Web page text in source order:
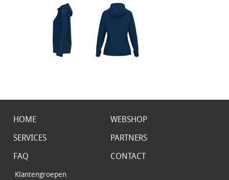
HOME
WEBSHOP
SERVICES
PARTNERS
FAQ
Klantengroepen
CONTACT